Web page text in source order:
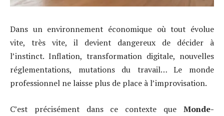
Dans un environnement économique où tout évolue
vite, très vite, il devient dangereux de décider à
l’instinct. Inflation, transformation digitale, nouvelles
réglementations, mutations du travail… Le monde
professionnel ne laisse plus de place à l’improvisation.
C’est précisément dans ce contexte que Monde-